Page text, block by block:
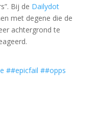
Bij de Dailydot
met degene die de
achtergrond te
##epicfail ##opps